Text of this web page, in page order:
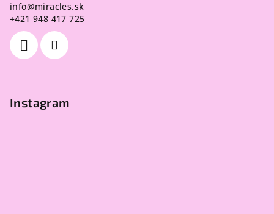
info@miracles.sk
+421 948 417 725
Instagram